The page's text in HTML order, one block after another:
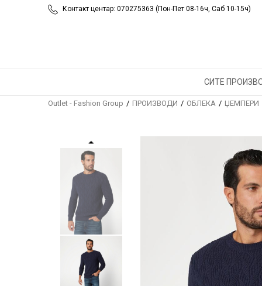
Контакт центар: 070275363 (Пон-Пет 08-16ч, Саб 10-15ч)
СИТЕ
Outlet - Fashion Group ПРОИЗВОДИ ОБЛЕКА ЏЕМПЕРИ